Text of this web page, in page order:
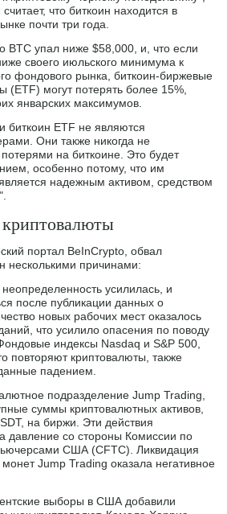
что биткоин находится в
почти три года.
BTC упал ниже $58,000, и, что если
своего июльского минимума к
фондового рынка, биткоин-биржевые
могут потерять более 15%,
январских максимумов.
биткоин ETF не являются
Они также никогда не
на биткоине. Это будет
особенно потому, что им
надежным активом, средством
портал BeInCrypto, обвал
несколькими причинами:
усилилась, и
после публикации данных о
новых рабочих мест оказалось
что усилило опасения по поводу
индексы Nasdaq и S&P 500,
повторяют криптовалюты, также
падением.
подразделение Jump Trading,
суммы криптовалютных активов,
на биржи. Эти действия
давление со стороны Комиссии по
США (CFTC). Ликвидация
Jump Trading оказала негативное
выборы в США добавили